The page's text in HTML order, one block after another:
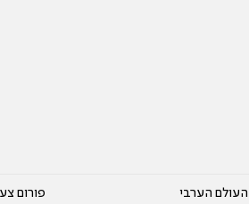
העולם הערבי
פורום